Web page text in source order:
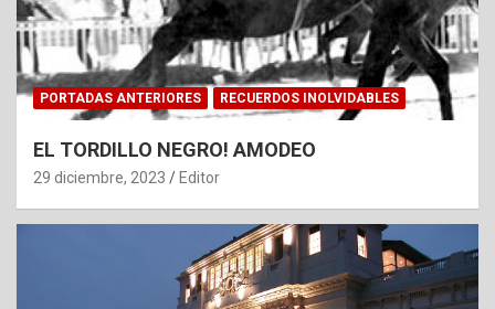
PORTADAS ANTERIORES RECUERDOS INOLVIDABLES
EL TORDILLO NEGRO! AMODEO
29 diciembre, 2023 Editor